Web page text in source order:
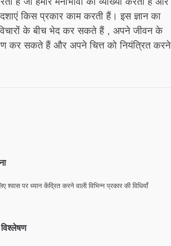
किस प्रकार काम करती हैं। इस ज्ञान का
के बीच भेद कर सकते हैं , अपने जीवन के
कर सकते हैं और अपने चित्त को नियंत्रित करने
श्वास पर ध्यान केंद्रित करने वाली विभिन्न प्रकार की विधियाँ